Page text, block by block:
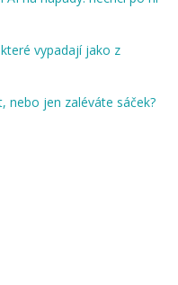
vypadají jako z
nebo jen zaléváte sáček?